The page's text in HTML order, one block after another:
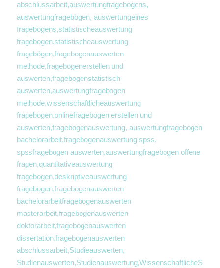
abschlussarbeit,auswertungfragebogens,
auswertungfragebögen, auswertungeines
fragebogens,statistischeauswertung
fragebogen,statistischeauswertung
fragebögen,fragebogenauswerten
methode,fragebogenerstellen und
auswerten,fragebogenstatistisch
auswerten,auswertungfragebogen
methode,wissenschaftlicheauswertung
fragebogen,onlinefragebogen erstellen und
auswerten,fragebogenauswertung, auswertungfragebogen
bachelorarbeit,fragebogenauswertung spss,
spssfragebogen auswerten,auswertungfragebogen offene
fragen,quantitativeauswertung
fragebogen,deskriptiveauswertung
fragebogen,fragebogenauswerten
bachelorarbeitfragebogenauswerten
masterarbeit,fragebogenauswerten
doktorarbeit,fragebogenauswerten
dissertation,fragebogenauswerten
abschlussarbeit,Studieauswerten,
Studienauswerten,Studienauswertung,WissenschaftlicheS